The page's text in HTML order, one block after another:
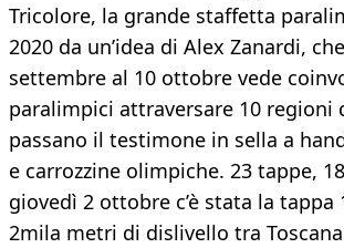
Tricolore, la grande staffetta
2020 da un’idea di Alex Zanardi,
settembre al 10 ottobre vede
paralimpici attraversare 10 regioni
passano il testimone in sella a
e carrozzine olimpiche. 23 tappe,
giovedì 2 ottobre c’è stata la tappa
2mila metri di dislivello tra